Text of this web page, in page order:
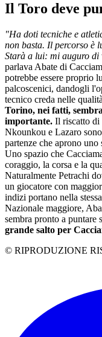
Il Toro deve
"Ha doti tecniche e
non basta. Il percorso è
Starà a lui: mi auguro di
parlava Abate di
potrebbe essere proprio
palcoscenici, dandogli
tecnico creda nelle
Torino, nei fatti,
importante. Il riscatto di
Nkounkou e Lazaro
partenze che aprono
Uno spazio che
coraggio, la corsa e la
Naturalmente Petrachi
un giocatore con
indizi portano nella
Nazionale maggiore,
sembra pronto a puntare
grande salto per
© RIPRODUZIONE